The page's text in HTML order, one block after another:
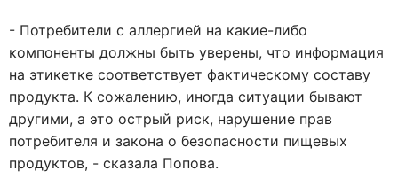
- Потребители с аллергией на какие-либо
компоненты должны быть уверены, что информация
на этикетке соответствует фактическому составу
продукта. К сожалению, иногда ситуации бывают
другими, а это острый риск, нарушение прав
потребителя и закона о безопасности пищевых
продуктов, - сказала Попова.